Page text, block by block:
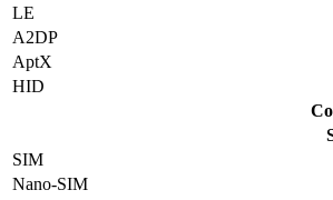
LE
A2DP
AptX
HID
SIM
Nano-SIM